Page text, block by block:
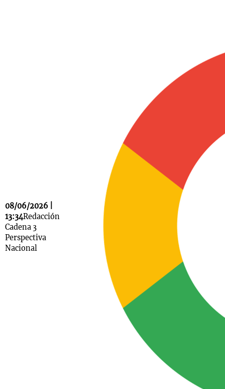
08/06/2026 |
13:34Redacción
Cadena 3
Perspectiva
Nacional
Notas
La Sole en